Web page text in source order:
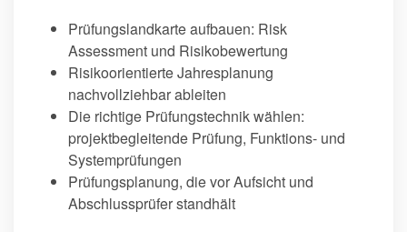
Prüfungslandkarte aufbauen: Risk
Assessment und Risikobewertung
Risikoorientierte Jahresplanung
nachvollziehbar ableiten
Die richtige Prüfungstechnik wählen:
projektbegleitende Prüfung, Funktions- und
Systemprüfungen
Prüfungsplanung, die vor Aufsicht und
Abschlussprüfer standhält